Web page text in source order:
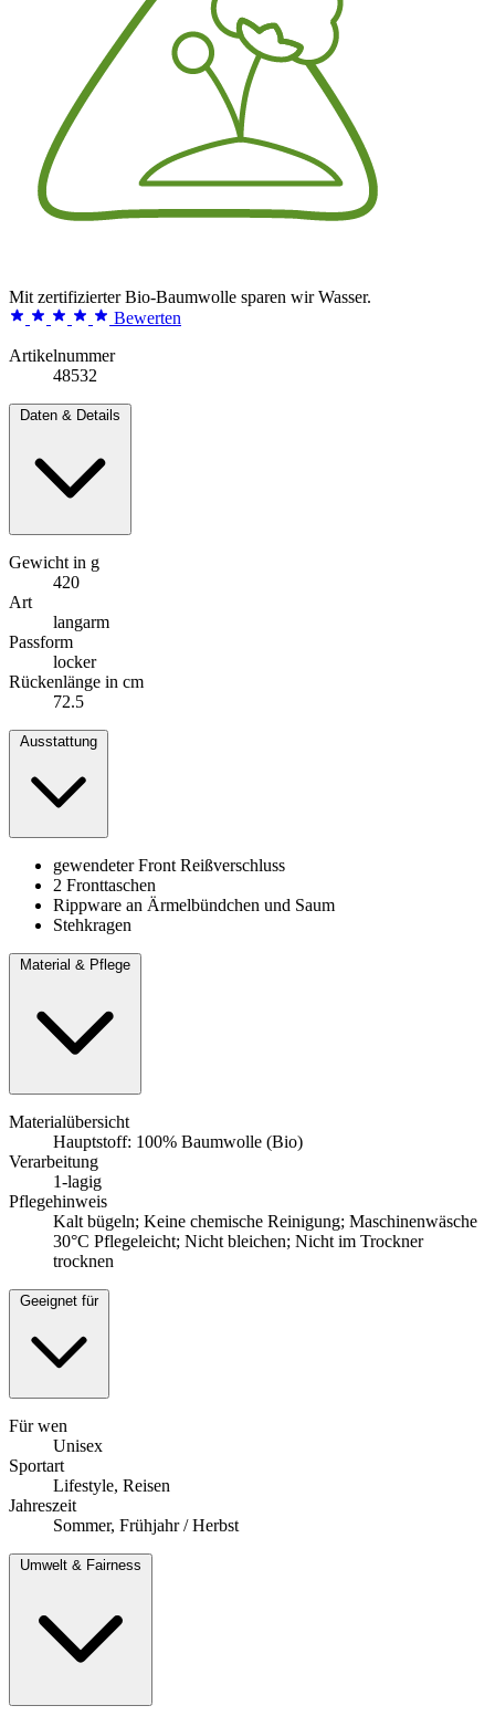
Mit zertifizierter Bio-Baumwolle sparen wir Wasser.
Bewerten
Artikelnummer
48532
Daten & Details
Gewicht in g
420
Art
langarm
Passform
locker
Rückenlänge in cm
72.5
Ausstattung
gewendeter Front Reißverschluss
2 Fronttaschen
Rippware an Ärmelbündchen und Saum
Stehkragen
Material & Pflege
Materialübersicht
Hauptstoff: 100% Baumwolle (Bio)
Verarbeitung
1-lagig
Pflegehinweis
Kalt bügeln; Keine chemische Reinigung; Maschinenwäsche
30°C Pflegeleicht; Nicht bleichen; Nicht im Trockner
trocknen
Geeignet für
Für wen
Unisex
Sportart
Lifestyle, Reisen
Jahreszeit
Sommer, Frühjahr / Herbst
Umwelt & Fairness